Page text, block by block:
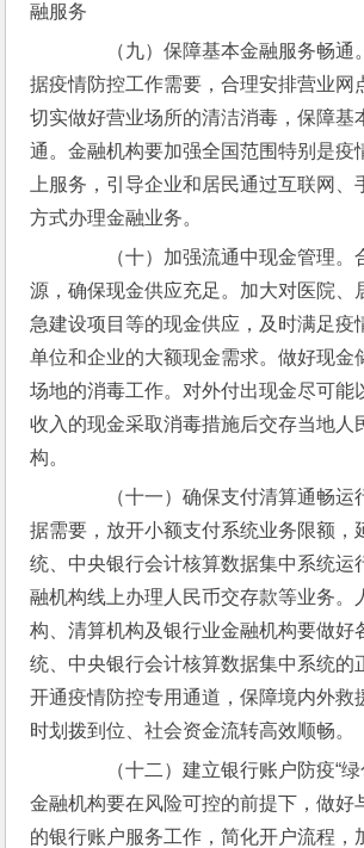
融服务
（九）保障基本金融服务畅通
据疫情防控工作需要，合理安排营业网
切实做好营业场所的清洁消毒，保障基
通。金融机构要加强全国范围特别是疫
上服务，引导企业和居民通过互联网、
方式办理金融业务。
（十）加强流通中现金管理。
源，确保现金供应充足。加大对医院、
急建设项目等的现金供应，及时满足疫
单位和企业的大额现金需求。做好现金
场地的消毒工作。对外付出现金尽可能
收入的现金采取消毒措施后交存当地人
构。
（十一）确保支付清算通畅运
据需要，放开小额支付系统业务限额，
统、中央银行会计核算数据集中系统运
融机构线上办理人民币交存款等业务。
构、清算机构及银行业金融机构要做好
统、中央银行会计核算数据集中系统的
开通疫情防控专用通道，保障境内外救
时划拨到位、社会资金流转高效顺畅。
（十二）建立银行账户防疫“绿
金融机构要在风险可控的前提下，做好
的银行账户服务工作，简化开户流程，